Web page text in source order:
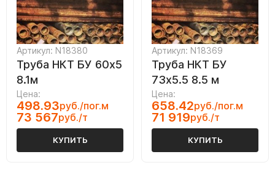
Артикул: N18380
Труба НКТ БУ 60х5
8.1м
Цена:
498.93руб./пог.м
73 567руб./т
КУПИТЬ
Артикул: N18369
Труба НКТ БУ
73х5.5 8.5 м
Цена:
658.42руб./пог.м
71 919руб./т
КУПИТЬ